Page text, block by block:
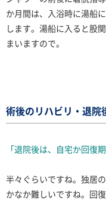
か月間は、入浴時に湯船
します。湯船に入ると股
まいますので。
術後のリハビリ・退院
「退院後は、自宅か回復
半々ぐらいですね。独居
かなか難しいですね。回